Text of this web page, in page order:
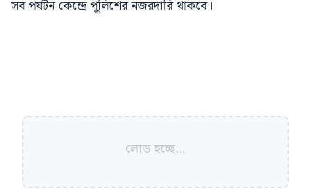
সব পর্যটন কেন্দ্রে পুলিশের নজরদারি থাকবে।
লোড হচ্ছে...